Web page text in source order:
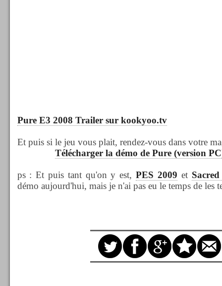
Pure E3 2008 Trailersur kookyoo.tv
Et puis si le jeu vous plait, rendez-vous dans votre
Télécharger la démo de Pure (version
ps : Et puis tant qu'on y est,PES 2009 et
démo aujourd'hui, mais je n'ai pas eu le temps de les